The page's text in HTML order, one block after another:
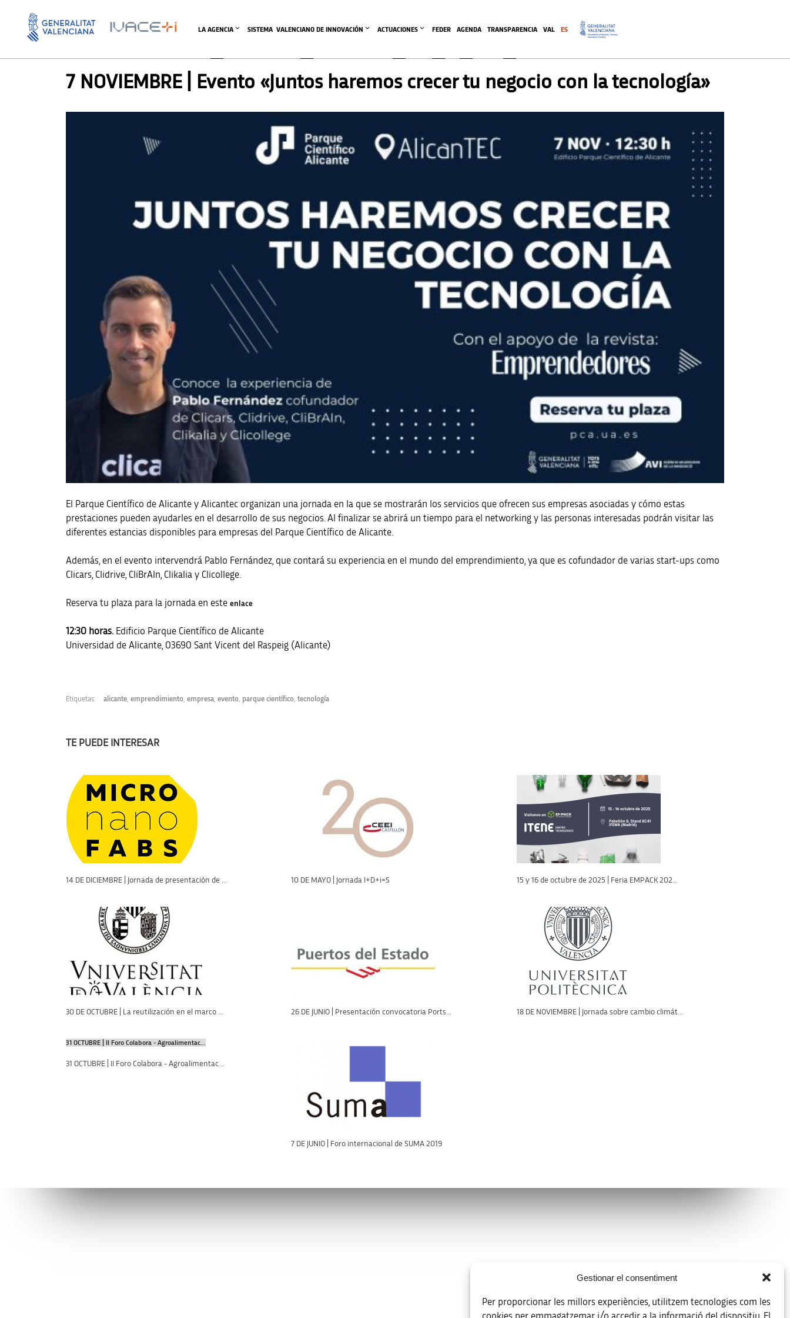
Gestionar el consentiment
Per proporcionar les millors experiències, utilitzem tecnologies com les
cookies per emmagatzemar i/o accedir a la informació del dispositiu. El
LA AGENCIA SISTEMA  VALENCIANO DE INNOVACIÓN ACTUACIONES FEDER AGENDA TRANSPARENCIA .
VAL ES
AGENDA AGENDA ,AGENDA SVI AGENDA SVI
7 NOVIEMBRE | Evento «Juntos haremos crecer tu negocio con la tecnología»
El Parque Científico de Alicante y Alicantec organizan una jornada en la que se mostrarán los servicios que ofrecen sus empresas asociadas y cómo estas
prestaciones pueden ayudarles en el desarrollo de sus negocios. Al finalizar se abrirá un tiempo para el networking y las personas interesadas podrán visitar las
diferentes estancias disponibles para empresas del Parque Científico de Alicante.
Además, en el evento intervendrá Pablo Fernández, que contará su experiencia en el mundo del emprendimiento, ya que es cofundador de varias start-ups como
Clicars, Clidrive, CliBrAIn, Clikalia y Clicollege.
Reserva tu plaza para la jornada en este enlace
12:30 horas. Edificio Parque Científico de Alicante
Universidad de Alicante, 03690 Sant Vicent del Raspeig (Alicante)
Etiquetas: alicante, emprendimiento, empresa, evento, parque científico, tecnología
TE PUEDE INTERESAR
14 DE DICIEMBRE | Jornada de presentación de ... 10 DE MAYO | Jornada I+D+i=S 15 y 16 de octubre de 2025 | Feria EMPACK 202...
30 DE OCTUBRE | La reutilización en el marco ... 26 DE JUNIO | Presentación convocatoria Ports... 18 DE NOVIEMBRE | Jornada sobre cambio climát...
31 OCTUBRE | II Foro Colabora - Agroalimentac...
31 OCTUBRE | II Foro Colabora - Agroalimentac...
7 DE JUNIO | Foro internacional de SUMA 2019
Registro de actividades de tratamiento